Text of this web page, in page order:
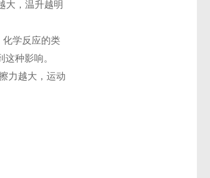
大，温升越明
化学反应的类
种影响。
力越大，运动